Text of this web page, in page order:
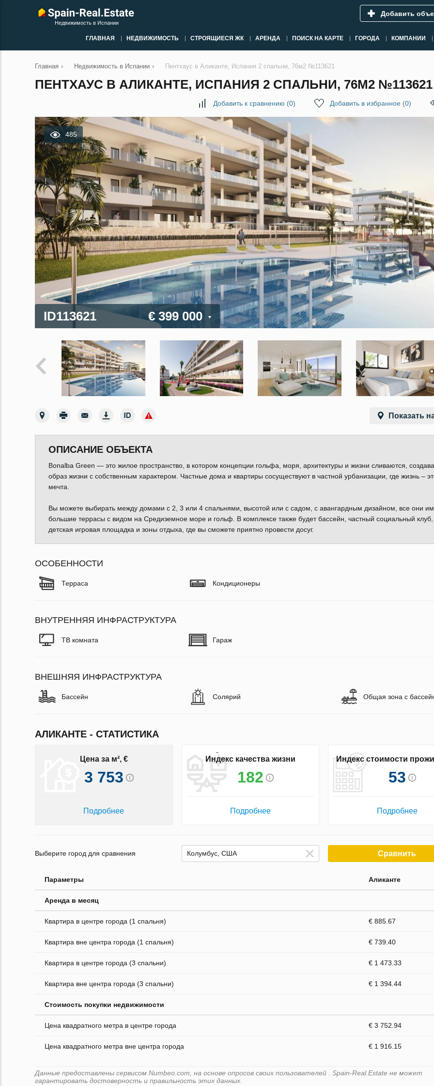
Недвижимость в Испании
Добавить
ГЛАВНАЯ НЕДВИЖИМОСТЬ СТРОЯЩИЕСЯ ЖК АРЕНДА ПОИСК НА КАРТЕ ГОРОДА КОМПАНИИ
Главная › Недвижимость в Испании › Пентхаус в Аликанте, Испания 2 спальни, 76м2 №113621
ПЕНТХАУС В АЛИКАНТЕ, ИСПАНИЯ 2 СПАЛЬНИ, 76М2 №113621
Добавить к сравнению (0) Добавить в избранное (0)
485
ID113621 € 399 000
Показать
ОПИСАНИЕ ОБЪЕКТА
Bonalba Green — это жилое пространство, в котором концепции гольфа, моря, архитектуры и жизни сливаются,
образ жизни с собственным характером. Частные дома и квартиры сосуществуют в частной урбанизации, где жизнь –
мечта.
Вы можете выбирать между домами с 2, 3 или 4 спальнями, высотой или с садом, с авангардным дизайном, все они
большие террасы с видом на Средиземное море и гольф. В комплексе также будет бассейн, частный социальный клуб,
детская игровая площадка и зоны отдыха, где вы сможете приятно провести досуг.
ОСОБЕННОСТИ
Терраса Кондиционеры
ВНУТРЕННЯЯ ИНФРАСТРУКТУРА
ТВ комната Гараж
ВНЕШНЯЯ ИНФРАСТРУКТУРА
Бассейн Солярий Общая зона с
АЛИКАНТЕ - СТАТИСТИКА
Цена за м², €
3 753
Подробнее
Индекс качества жизни
182
Подробнее
Индекс стоимости
53
Подробнее
Выберите город для сравнения Сравнить
Параметры Аликанте
Аренда в месяц
Квартира в центре города (1 спальня) € 885.67
Квартира вне центра города (1 спальня) € 739.40
Квартира в центре города (3 спальни) € 1 473.33
Квартира вне центра города (3 спальни) € 1 394.44
Стоимость покупки недвижимости
Цена квадратного метра в центре города € 3 752.94
Цена квадратного метра вне центра города € 1 916.15
Данные предоставлены сервисом Numbeo.com, на основе опросов своих пользователей . Spain-Real.Estate не может
гарантировать достоверность и правильность этих данных.